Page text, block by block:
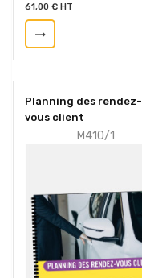
61,00 € HT
trending_flat
Planning des rendez-
vous client
M410/1